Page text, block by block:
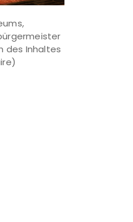
des Inhaltes